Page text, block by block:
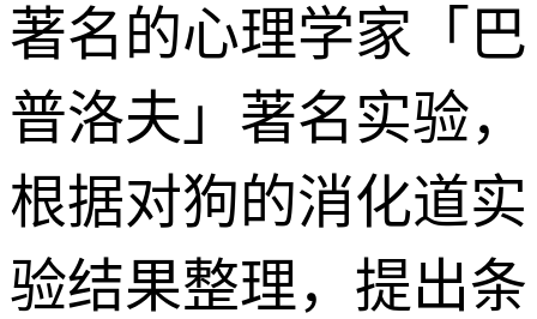
著名的心理学家「巴
普洛夫」著名实验，
根据对狗的消化道实
验结果整理，提出条